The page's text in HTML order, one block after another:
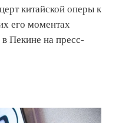
китайской оперы к
его моментах
в Пекине на пресс-